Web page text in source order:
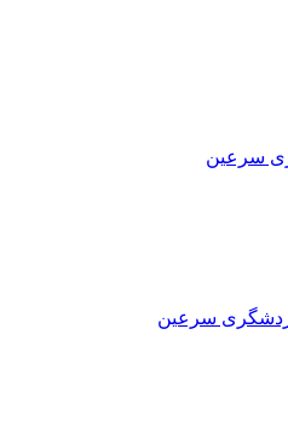
سرعین
سرعین